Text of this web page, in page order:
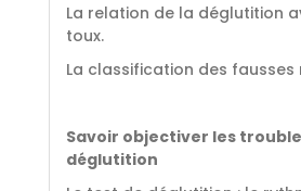
La relation de la déglutition
toux.
La classification des fausses
Savoir objectiver les
déglutition